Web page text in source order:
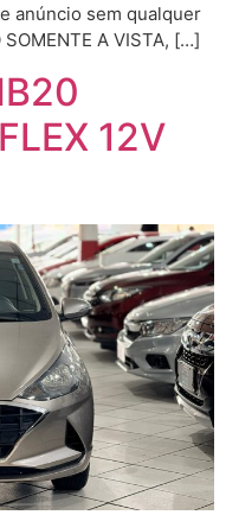
anúncio sem qualquer
A VISTA, […]
12V